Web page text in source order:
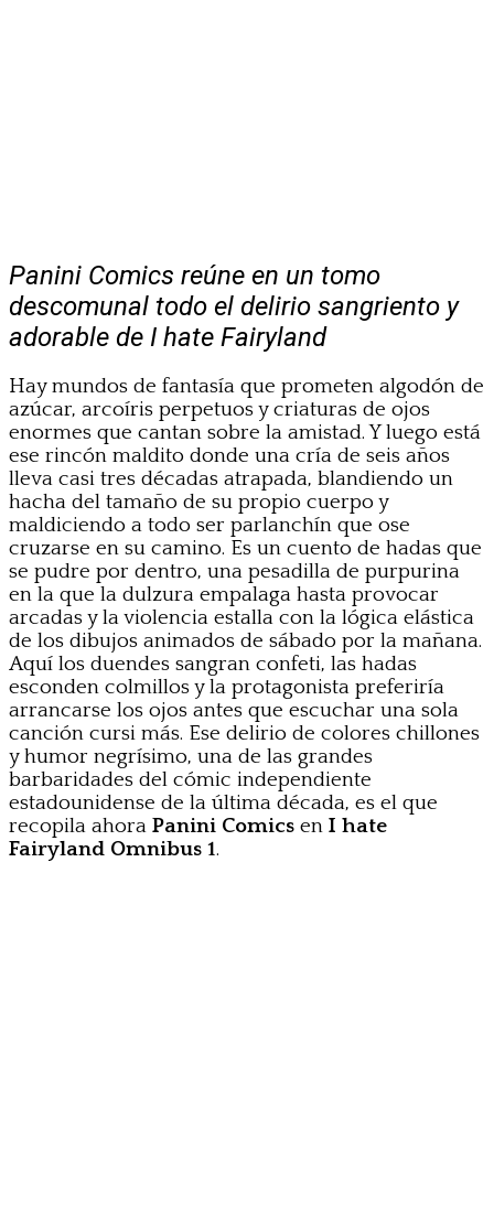
Panini Comics reúne en un tomo
descomunal todo el delirio sangriento y
adorable de I hate Fairyland
Hay mundos de fantasía que prometen algodón de
azúcar, arcoíris perpetuos y criaturas de ojos
enormes que cantan sobre la amistad. Y luego está
ese rincón maldito donde una cría de seis años
lleva casi tres décadas atrapada, blandiendo un
hacha del tamaño de su propio cuerpo y
maldiciendo a todo ser parlanchín que ose
cruzarse en su camino. Es un cuento de hadas que
se pudre por dentro, una pesadilla de purpurina
en la que la dulzura empalaga hasta provocar
arcadas y la violencia estalla con la lógica elástica
de los dibujos animados de sábado por la mañana.
Aquí los duendes sangran confeti, las hadas
esconden colmillos y la protagonista preferiría
arrancarse los ojos antes que escuchar una sola
canción cursi más. Ese delirio de colores chillones
y humor negrísimo, una de las grandes
barbaridades del cómic independiente
estadounidense de la última década, es el que
recopila ahora Panini Comics en I hate
Fairyland Omnibus 1.